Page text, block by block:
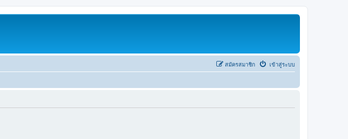
เข้าสู่ระบบ
สมัครสมาชิก